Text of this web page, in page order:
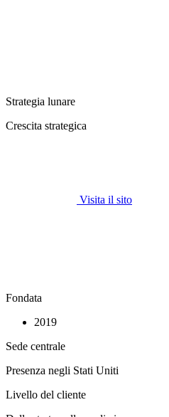
Strategia lunare
Crescita strategica
Visita il sito
Fondata
2019
Sede centrale
Presenza negli Stati Uniti
Livello del cliente